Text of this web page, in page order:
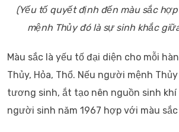
(Yếu tố quyết định đến màu sắc
mệnh Thủy đó là sự sinh khắc
Màu sắc là yếu tố đại diện cho mỗi
Thủy, Hỏa, Thổ. Nếu người mệnh
tương sinh, ắt tạo nên nguồn sinh khí
người sinh năm 1967 hợp với màu sắc